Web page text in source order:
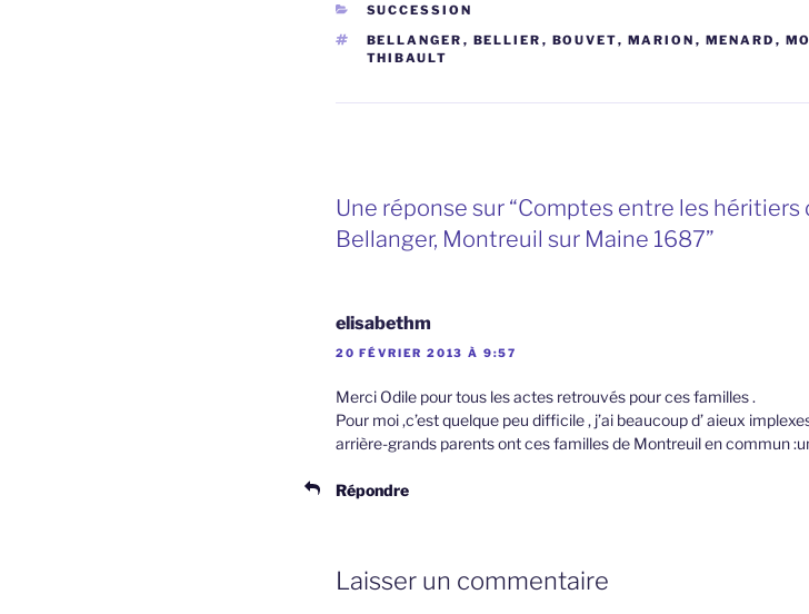
CATÉGORIES
SUCCESSION
ÉTIQUETTES
BELLANGER , BELLIER , BOUVET, MARION , MENARD ,
THIBAULT
Une réponse sur “Comptes entre les
Bellanger, Montreuil sur Maine 1687”
elisabethm
20 FÉVRIER 2013 À 9:57
Merci Odile pour tous les actes retrouvés pour ces familles .
Pour moi ,c’est quelque peu difficile , j’ai beaucoup d’ aieux
arrière-grands parents ont ces familles de Montreuil en commun
Répondre
Laisser un commentaire